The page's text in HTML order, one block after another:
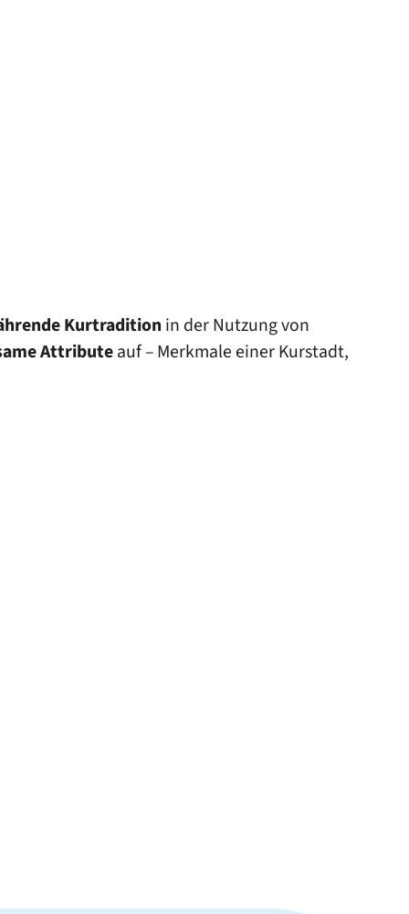
Kurtraditionin der Nutzung von
Attributeauf – Merkmale einer Kurstadt,